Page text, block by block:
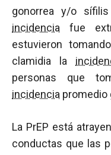
gonorrea y/o
incidencia fue
estuvieron
clamidia la
personas que
incidencia promedio
La PrEP está
conductas que las